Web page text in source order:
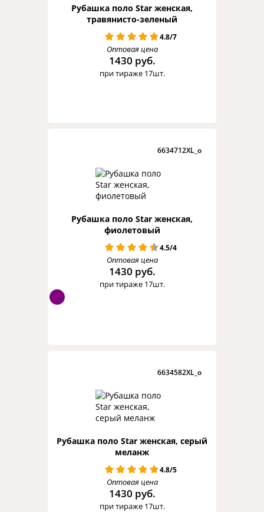
Рубашка поло Star женская,
травянисто-зеленый
4.8/7
Оптовая цена
1430 руб.
при тираже 17шт.
6634712XL_o
Рубашка поло Star женская,
фиолетовый
4.5/4
Оптовая цена
1430 руб.
при тираже 17шт.
6634582XL_o
Рубашка поло Star женская, серый
меланж
4.8/5
Оптовая цена
1430 руб.
при тираже 17шт.